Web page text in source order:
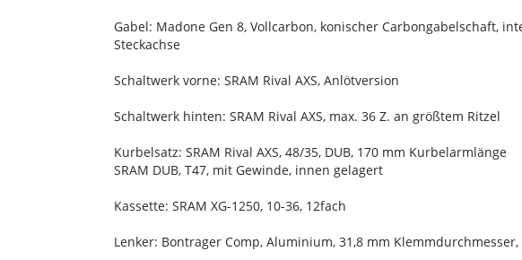
Gabel: Madone Gen 8, Vollcarbon, konischer Carbongabelschaft,
Steckachse
Schaltwerk vorne: SRAM Rival AXS, Anlötversion
Schaltwerk hinten: SRAM Rival AXS, max. 36 Z. an größtem Ritzel
Kurbelsatz: SRAM Rival AXS, 48/35, DUB, 170 mm Kurbelarmlänge
SRAM DUB, T47, mit Gewinde, innen gelagert
Kassette: SRAM XG-1250, 10-36, 12fach
Lenker: Bontrager Comp, Aluminium, 31,8 mm